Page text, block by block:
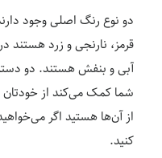
دو نوع رنگ اصلی وجود
قرمز، نارنجی و زرد
آبی و بنفش هستند. دو
شما کمک می‌کند از
از آن‌ها هستید اگر
کنید.